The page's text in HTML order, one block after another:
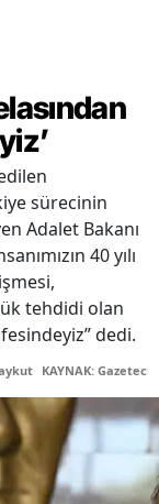
sürecinin
Adalet Bakanı
40 yılı
tehdidi olan
dedi.
KAYNAK: Gazetecin